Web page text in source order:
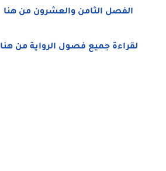
الفصل الثامن والعشرون من هنا
لقراءة جميع فصول الرواية من هنا